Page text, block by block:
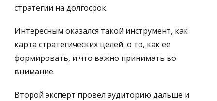
стратегии на долгосрок.
Интересным оказался такой инструмент, как
карта стратегических целей, о то, как ее
формировать, и что важно принимать во
внимание.
Второй эксперт провел аудиторию дальше и